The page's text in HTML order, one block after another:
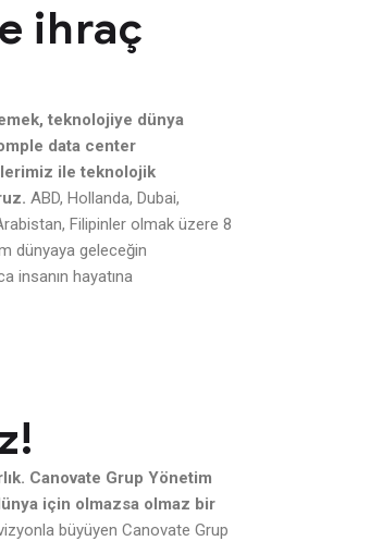
ihraç
teknolojiye dünya
data center
ile teknolojik
ABD, Hollanda, Dubai,
Filipinler olmak üzere 8
dünyaya geleceğin
insanın hayatına
Canovate Grup Yönetim
için olmazsa olmaz bir
büyüyen Canovate Grup